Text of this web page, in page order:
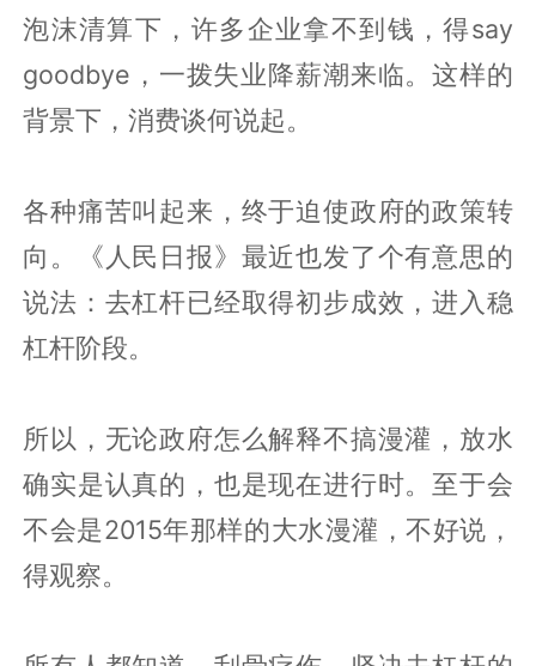
泡沫清算下，许多企业拿不到钱，得say
goodbye，一拨失业降薪潮来临。这样的
背景下，消费谈何说起。
各种痛苦叫起来，终于迫使政府的政策转
向。《人民日报》最近也发了个有意思的
说法：去杠杆已经取得初步成效，进入稳
杠杆阶段。
所以，无论政府怎么解释不搞漫灌，放水
确实是认真的，也是现在进行时。至于会
不会是2015年那样的大水漫灌，不好说，
得观察。